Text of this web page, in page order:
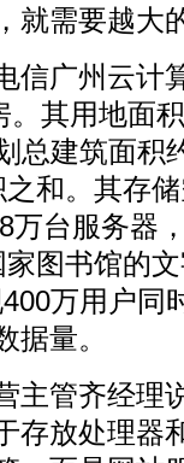
就需要越大
广州云计
其用地面
总建筑面积
和。其存
万台服务器
图书馆的
万用户同
据量。
管齐经理
存放处理器